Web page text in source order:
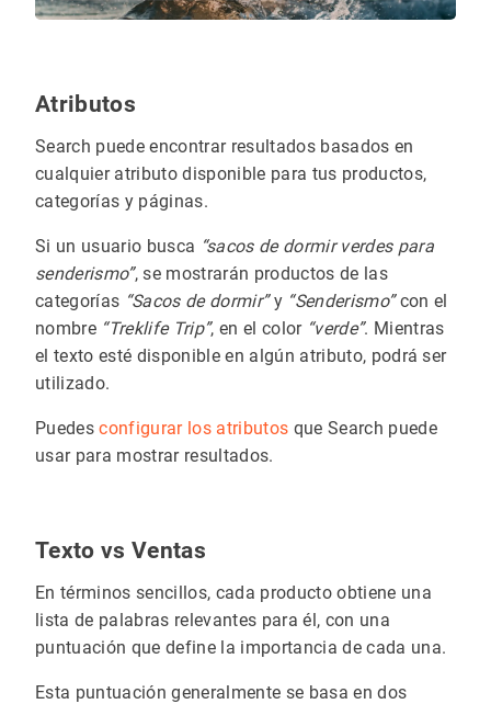
Atributos
Search puede encontrar resultados basados en
cualquier atributo disponible para tus productos,
categorías y páginas.
Si un usuario busca “sacos de dormir verdes para
senderismo”, se mostrarán productos de las
categorías “Sacos de dormir”y “Senderismo”con el
nombre “Treklife Trip”, en el color “verde”. Mientras
el texto esté disponible en algún atributo, podrá ser
utilizado.
Puedesconfigurar los atributos que Search puede
usar para mostrar resultados.
Texto vs Ventas
En términos sencillos, cada producto obtiene una
lista de palabras relevantes para él, con una
puntuación que define la importancia de cada una.
Esta puntuación generalmente se basa en dos